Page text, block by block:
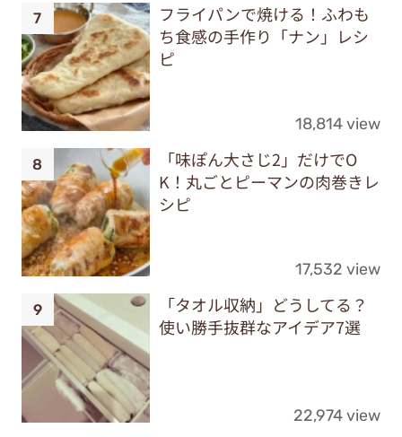
フライパンで焼ける！ふわも
ち食感の手作り「ナン」レシ
ピ
18,814 view
「味ぽん大さじ2」だけでO
K！丸ごとピーマンの肉巻きレ
シピ
17,532 view
「タオル収納」どうしてる？
使い勝手抜群なアイデア7選
22,974 view